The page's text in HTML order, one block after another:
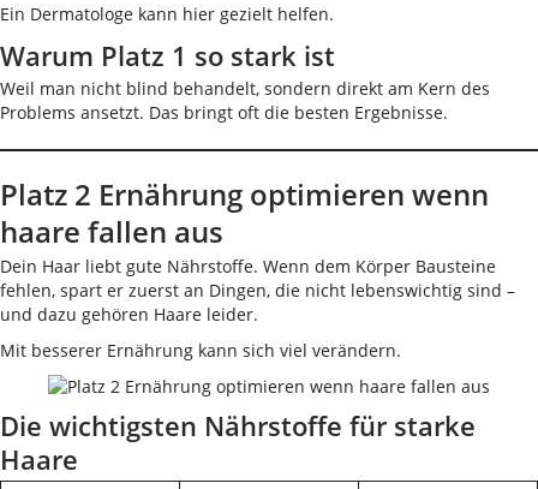
Ein Dermatologe kann hier gezielt helfen.
Warum Platz 1 so stark ist
Weil man nicht blind behandelt, sondern direkt am Kern des
Problems ansetzt. Das bringt oft die besten Ergebnisse.
Platz 2 Ernährung optimieren wenn
haare fallen aus
Dein Haar liebt gute Nährstoffe. Wenn dem Körper Bausteine
fehlen, spart er zuerst an Dingen, die nicht lebenswichtig sind –
und dazu gehören Haare leider.
Mit besserer Ernährung kann sich viel verändern.
Die wichtigsten Nährstoffe für starke
Haare